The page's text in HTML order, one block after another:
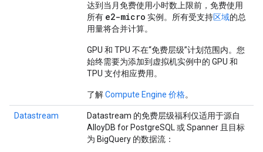
达到当月免费使用小时数上限前，免费使用
所有 e2-micro 实例。所有受支持区域的总
用量将合并计算。
GPU 和 TPU 不在“免费层级”计划范围内。您
始终需要为添加到虚拟机实例中的 GPU 和
TPU 支付相应费用。
了解Compute Engine 价格。
Datastream
Datastream 的免费层级福利仅适用于源自
AlloyDB for PostgreSQL 或 Spanner 且目标
为 BigQuery 的数据流：